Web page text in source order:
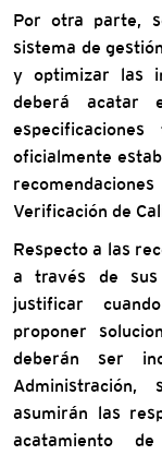
Por otra parte,
sistema de
y optimizar las
deberá acatar
oficialmente
Verificación de
Respecto a las
a través de sus
justificar
proponer
deberán ser
asumirán las
acatamiento